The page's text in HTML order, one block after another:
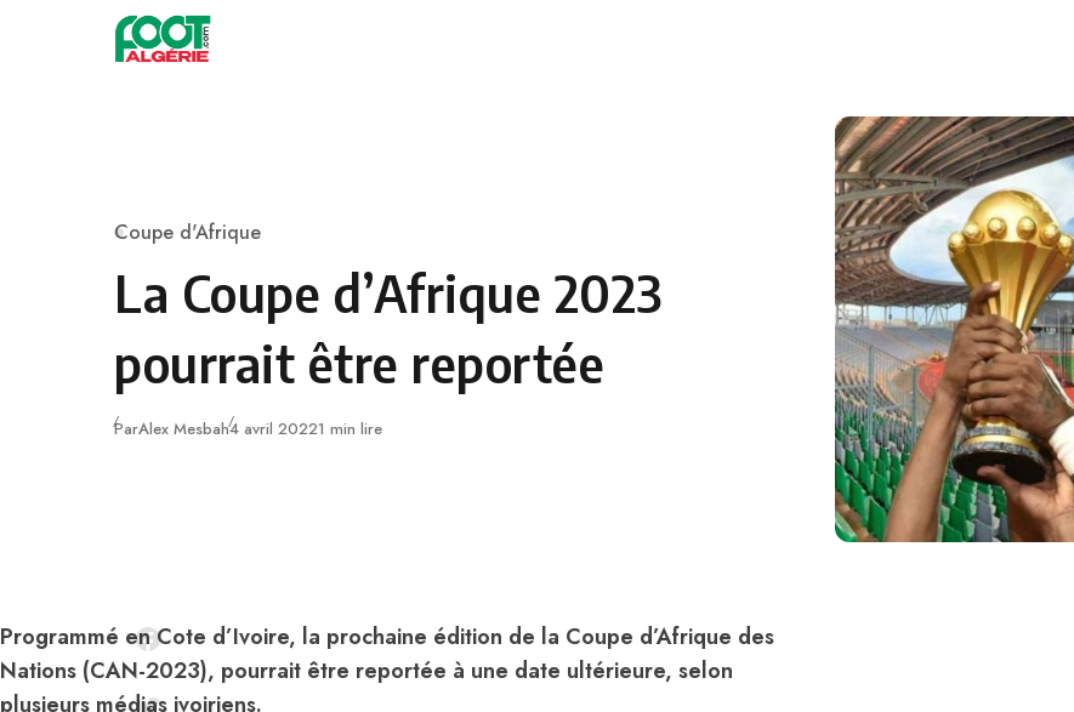
Skip to content
Category
Coupe d'Afrique
La Coupe d’Afrique 2023
pourrait être reportée
ParAlex MesbahPublié
4 avril 20221 min lire
Programmé en Cote d’Ivoire, la prochaine édition de la Coupe d’Afrique des
Nations (CAN-2023), pourrait être reportée à une date ultérieure, selon
plusieurs médias ivoiriens.